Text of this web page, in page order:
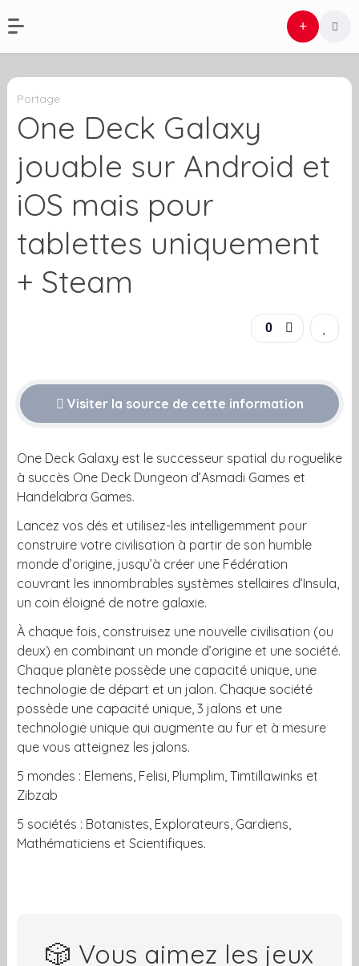
Portage
One Deck Galaxy
jouable sur Android et
iOS mais pour
tablettes uniquement
+ Steam
0
Visiter la source de cette information
One Deck Galaxy est le successeur spatial du roguelike
à succès One Deck Dungeon d’Asmadi Games et
Handelabra Games.
Lancez vos dés et utilisez-les intelligemment pour
construire votre civilisation à partir de son humble
monde d’origine, jusqu’à créer une Fédération
couvrant les innombrables systèmes stellaires d’Insula,
un coin éloigné de notre galaxie.
À chaque fois, construisez une nouvelle civilisation (ou
deux) en combinant un monde d’origine et une société.
Chaque planète possède une capacité unique, une
technologie de départ et un jalon. Chaque société
possède une capacité unique, 3 jalons et une
technologie unique qui augmente au fur et à mesure
que vous atteignez les jalons.
5 mondes : Elemens, Felisi, Plumplim, Timtillawinks et
Zibzab
5 sociétés : Botanistes, Explorateurs, Gardiens,
Mathématiciens et Scientifiques.
🎲 Vous aimez les jeux